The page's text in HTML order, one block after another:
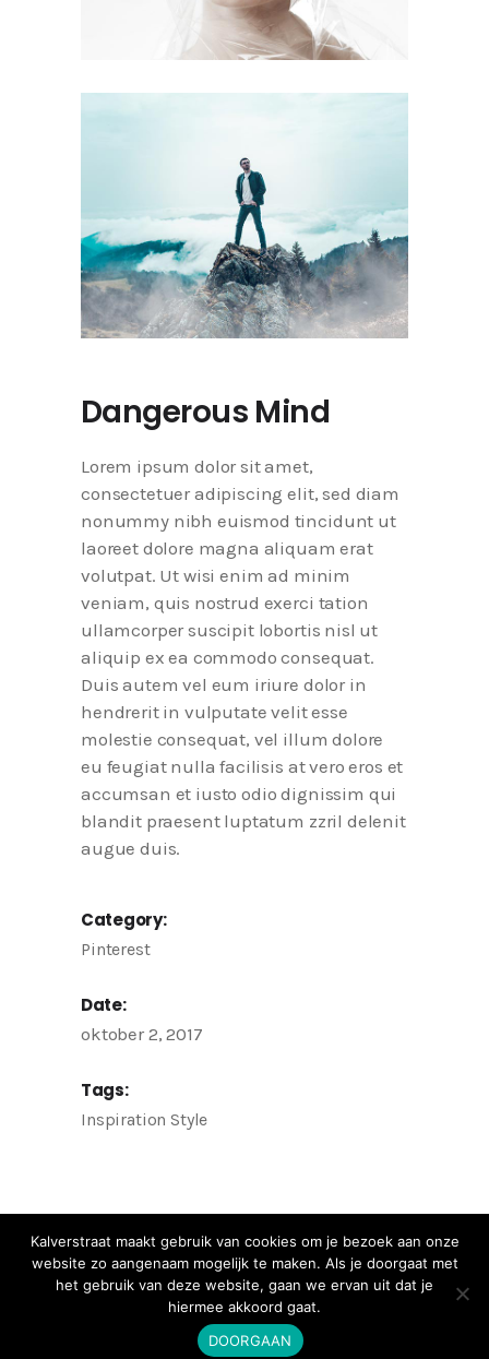
Dangerous Mind
Lorem ipsum dolor sit amet,
consectetuer adipiscing elit, sed diam
nonummy nibh euismod tincidunt ut
laoreet dolore magna aliquam erat
volutpat. Ut wisi enim ad minim
veniam, quis nostrud exerci tation
ullamcorper suscipit lobortis nisl ut
aliquip ex ea commodo consequat.
Duis autem vel eum iriure dolor in
hendrerit in vulputate velit esse
molestie consequat, vel illum dolore
eu feugiat nulla facilisis at vero eros et
accumsan et iusto odio dignissim qui
blandit praesent luptatum zzril delenit
augue duis.
Category:
Pinterest
Date:
oktober 2, 2017
Tags:
Inspiration Style
Kalverstraat maakt gebruik van cookies om je bezoek aan onze
website zo aangenaam mogelijk te maken. Als je doorgaat met
het gebruik van deze website, gaan we ervan uit dat je
hiermee akkoord gaat.
DOORGAAN